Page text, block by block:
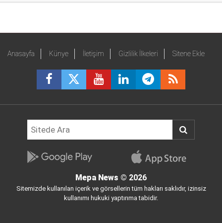
Anasayfa Künye İletişim Gizlilik İlkeleri Sitene Ekle
Mepa News © 2026
Sitemizde kullanılan içerik ve görsellerin tüm hakları saklıdır, izinsiz
kullanımı hukuki yaptırıma tabidir.